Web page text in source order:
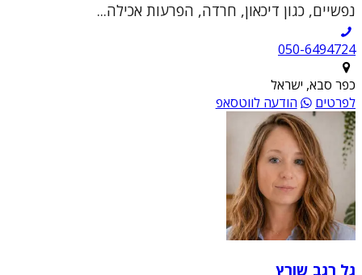
נפשיים, כגון דיכאון, חרדה, הפרעות אכילה...
050-6494724
כפר סבא, ישראל
לפרטים
הודעה לווטסאפ
גל רגב שורץ